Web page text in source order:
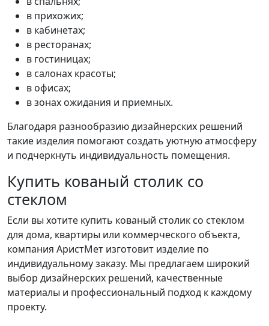
в прихожих;
в кабинетах;
в ресторанах;
в гостиницах;
в салонах красоты;
в офисах;
в зонах ожидания и приемных.
Благодаря разнообразию дизайнерских решений
такие изделия помогают создать уютную атмосферу
и подчеркнуть индивидуальность помещения.
Купить кованый столик со
стеклом
Если вы хотите купить кованый столик со стеклом
для дома, квартиры или коммерческого объекта,
компания АристМет изготовит изделие по
индивидуальному заказу. Мы предлагаем широкий
выбор дизайнерских решений, качественные
материалы и профессиональный подход к каждому
проекту.